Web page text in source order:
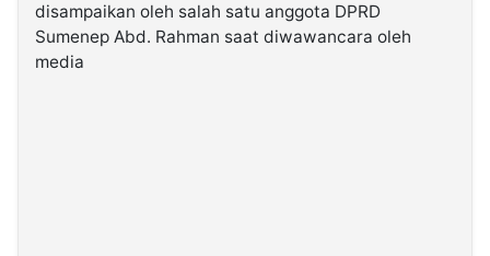
disampaikan oleh salah satu anggota DPRD
Sumenep Abd. Rahman saat diwawancara oleh
media